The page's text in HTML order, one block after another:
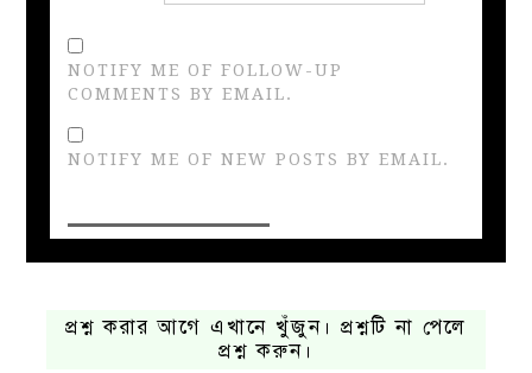
NOTIFY ME OF FOLLOW-UP
COMMENTS BY EMAIL.
NOTIFY ME OF NEW POSTS BY EMAIL.
প্রশ্ন করার আগে এখানে খুঁজুন। প্রশ্নটি না পেলে
প্রশ্ন করুন।